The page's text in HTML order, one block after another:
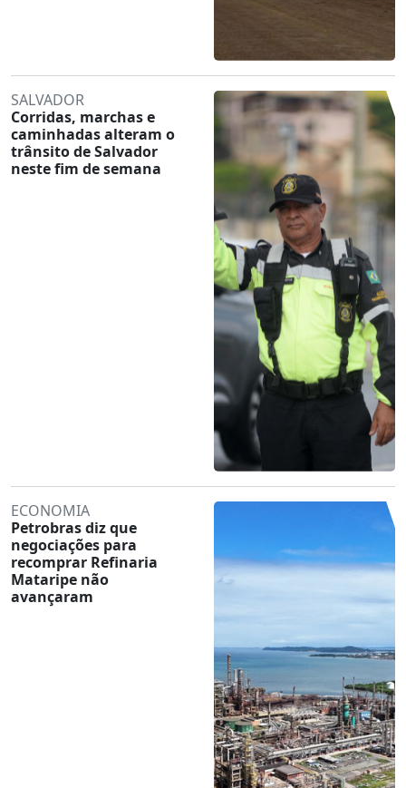
SALVADOR
Corridas, marchas e
caminhadas alteram o
trânsito de Salvador
neste fim de semana
ECONOMIA
Petrobras diz que
negociações para
recomprar Refinaria
Mataripe não
avançaram